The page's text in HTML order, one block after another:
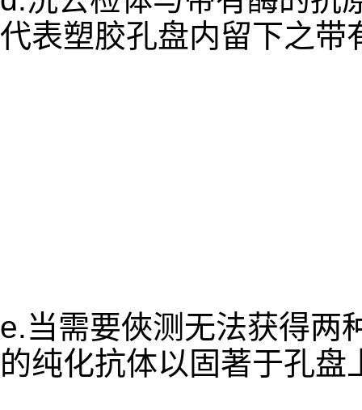
代表塑胶孔盘内留下之带
e.当需要俠测无法获得两
的纯化抗体以固著于孔